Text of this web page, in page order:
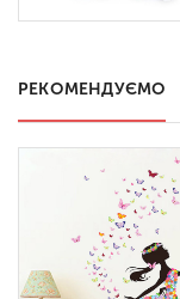
РЕКОМЕНДУЄМО